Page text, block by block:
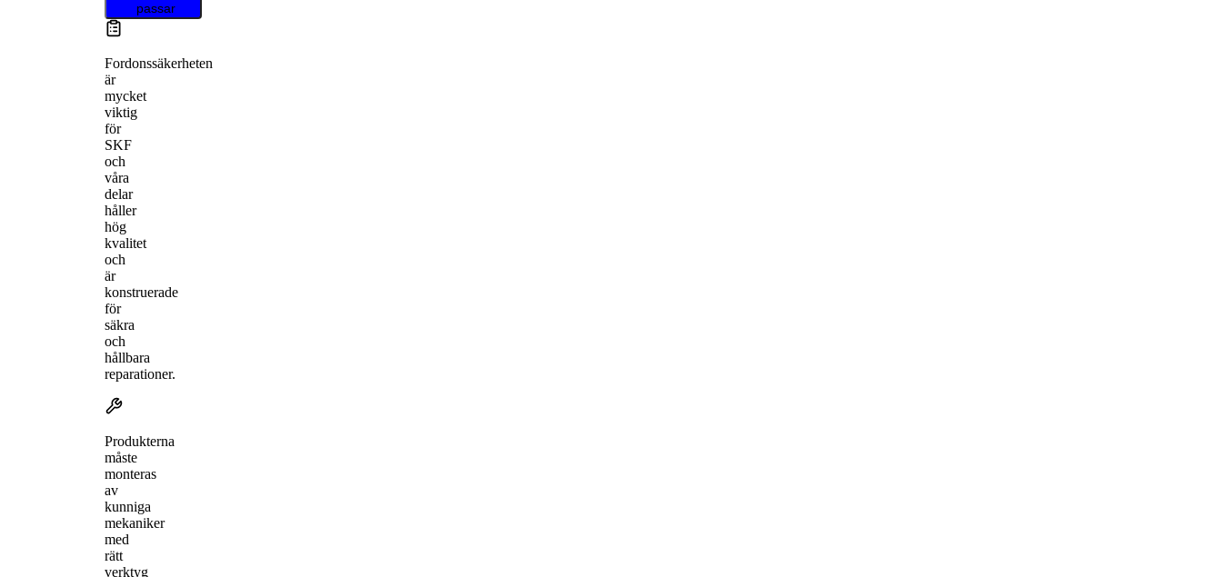
passar
Fordonssäkerheten
är
mycket
viktig
för
SKF
och
våra
delar
håller
hög
kvalitet
och
är
konstruerade
för
säkra
och
hållbara
reparationer.
Produkterna
måste
monteras
av
kunniga
mekaniker
med
rätt
verktyg